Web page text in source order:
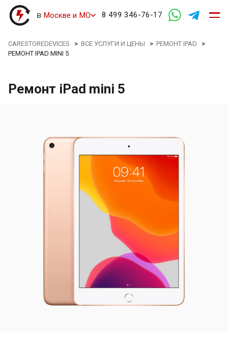
в Москве и МО 8 499 346-76-17
CARESTOREDEVICES >ВСЕ УСЛУГИ И ЦЕНЫ >РЕМОНТ IPAD >
РЕМОНТ IPAD MINI 5
Ремонт iPad mini 5